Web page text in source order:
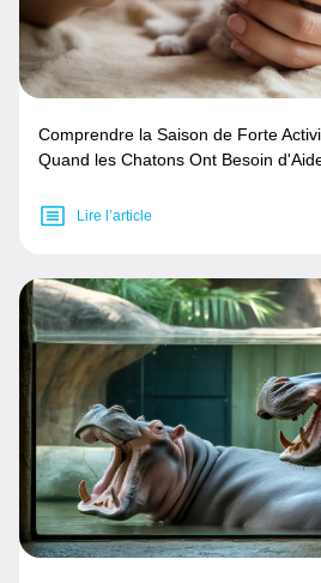
Comprendre la Saison de Forte
Quand les Chatons Ont Besoin
Lire l’article